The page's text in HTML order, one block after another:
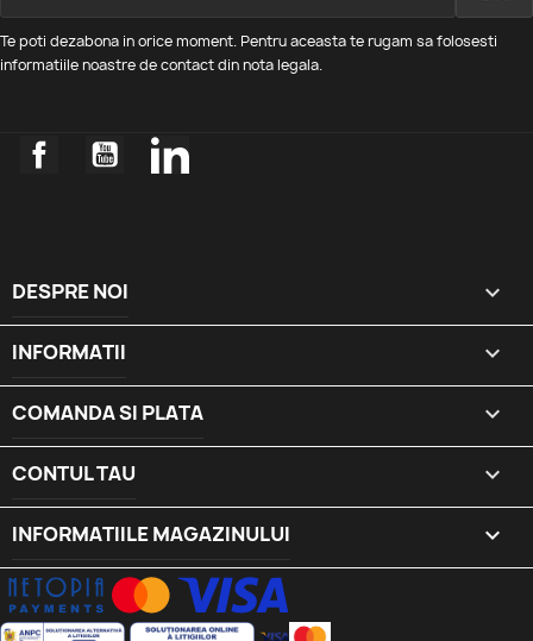
Te poti dezabona in orice moment. Pentru aceasta te rugam sa folosesti
informatiile noastre de contact din nota legala.
FacebookYouTubeLinkedIn
DESPRE NOI 
INFORMATII 
COMANDA SI PLATA 
CONTUL TAU 
INFORMATIILE MAGAZINULUI keyboard_arrow_down